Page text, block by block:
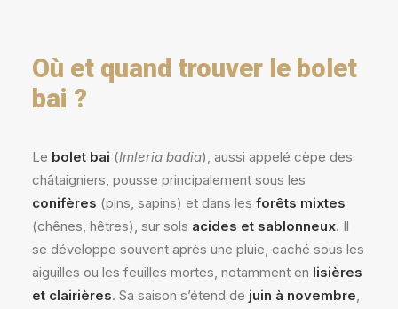
Où et quand trouver le bolet
bai ?
Le bolet bai (Imleria badia), aussi appelé cèpe des
châtaigniers, pousse principalement sous les
conifères (pins, sapins) et dans les forêts mixtes
(chênes, hêtres), sur sols acides et sablonneux. Il
se développe souvent après une pluie, caché sous les
aiguilles ou les feuilles mortes, notamment en lisières
et clairières. Sa saison s’étend de juin à novembre,